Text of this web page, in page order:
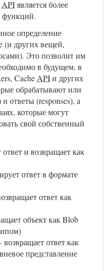
APIявляется более
определение
(и других вещей,
Это позволит им
в будущем, в
Cache APIи других
обрабатывают или
ответы (responses), а
которые могут
свой собственный
ответ и возвращает как
ответ в формате
ответ как
объект как Blob
ответ как
представление